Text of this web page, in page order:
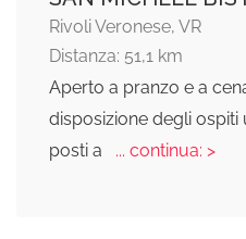
Rivoli Veronese, VR
Distanza: 51,1 km
Aperto a pranzo e a
disposizione degli ospiti
posti a
... continua: >